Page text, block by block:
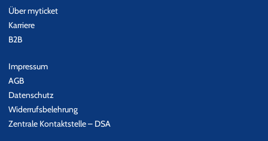
Über myticket
Karriere
B2B
Impressum
AGB
Datenschutz
Widerrufsbelehrung
Zentrale Kontaktstelle – DSA